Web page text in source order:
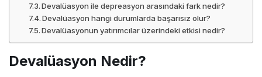
Devalüasyon ile depreasyon arasındaki fark nedir?
Devalüasyon hangi durumlarda başarısız olur?
Devalüasyonun yatırımcılar üzerindeki etkisi nedir?
Devalüasyon Nedir?